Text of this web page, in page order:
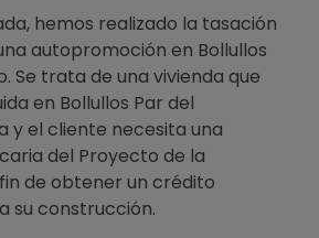
hemos realizado la tasación
autopromoción en Bollullos
Se trata de una vivienda que
en Bollullos Par del
y el cliente necesita una
del Proyecto de la
de obtener un crédito
su construcción.